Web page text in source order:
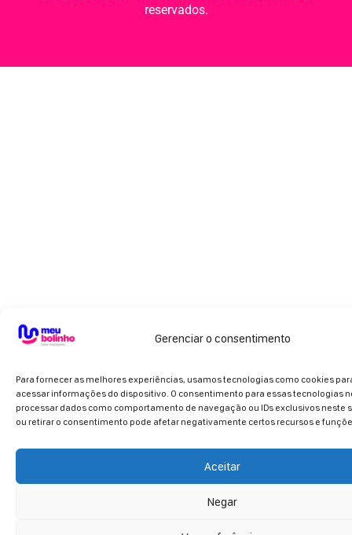
Gerenciar o consentimento
Para fornecer as melhores experiências, usamos tecnologias como cookies
acessar informações do dispositivo. O consentimento para essas tecnologias
processar dados como comportamento de navegação ou IDs exclusivos neste
ou retirar o consentimento pode afetar negativamente certos recursos e
Aceitar
Negar
reservados.